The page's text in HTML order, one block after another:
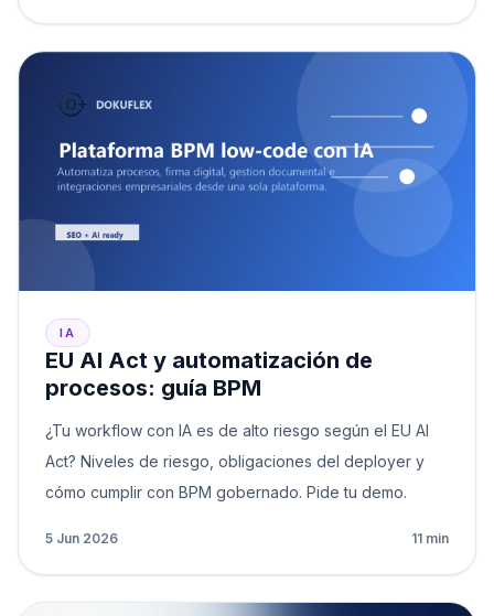
IA
EU AI Act y automatización de
procesos: guía BPM
¿Tu workflow con IA es de alto riesgo según el EU AI
Act? Niveles de riesgo, obligaciones del deployer y
cómo cumplir con BPM gobernado. Pide tu demo.
5 Jun 2026 11 min